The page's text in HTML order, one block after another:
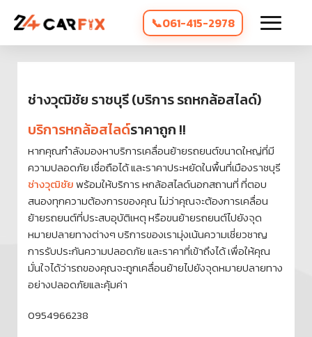
061-415-2978
ช่างวุฒิชัย ราชบุรี (บริการ รถหกล้อสไลด์)
บริการหกล้อสไลด์ราคาถูก !!
หากคุณกำลังมองหาบริการเคลื่อนย้ายรถยนต์ขนาดใหญ่ที่มี
ความปลอดภัย เชื่อถือได้ และราคาประหยัดในพื้นที่เมืองราชบุรี
ช่างวุฒิชัยพร้อมให้บริการ หกล้อสไลด์นอกสถานที่ ที่ตอบ
สนองทุกความต้องการของคุณ ไม่ว่าคุณจะต้องการเคลื่อน
ย้ายรถยนต์ที่ประสบอุบัติเหตุ หรือขนย้ายรถยนต์ไปยังจุด
หมายปลายทางต่างๆ บริการของเรามุ่งเน้นความเชี่ยวชาญ
การรับประกันความปลอดภัย และราคาที่เข้าถึงได้ เพื่อให้คุณ
มั่นใจได้ว่ารถของคุณจะถูกเคลื่อนย้ายไปยังจุดหมายปลายทาง
อย่างปลอดภัยและคุ้มค่า
0954966238